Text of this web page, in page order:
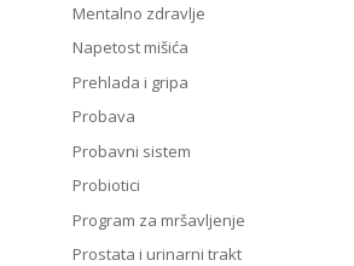
Mentalno zdravlje
Napetost mišića
Prehlada i gripa
Probava
Probavni sistem
Probiotici
Program za mršavljenje
Prostata i urinarni trakt